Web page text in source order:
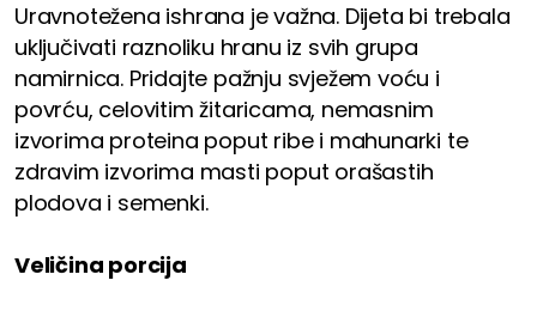
Uravnotežena ishrana je važna. Dijeta bi trebala
uključivati raznoliku hranu iz svih grupa
namirnica. Pridajte pažnju svježem voću i
povrću, celovitim žitaricama, nemasnim
izvorima proteina poput ribe i mahunarki te
zdravim izvorima masti poput orašastih
plodova i semenki.
Veličina porcija